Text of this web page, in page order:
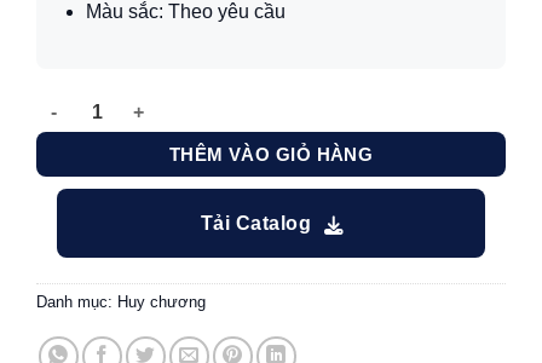
Màu sắc: Theo yêu cầu
Huy chương thiết kế Super Twenty Four số lượng
THÊM VÀO GIỎ HÀNG
Tải Catalog
Danh mục: Huy chương